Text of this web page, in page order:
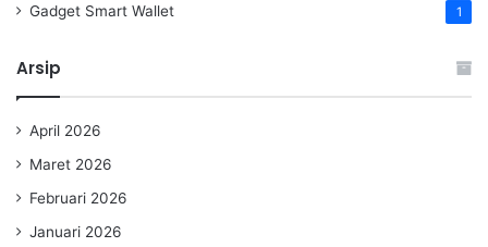
Gadget Smart Wallet 1
Arsip
April 2026
Maret 2026
Februari 2026
Januari 2026